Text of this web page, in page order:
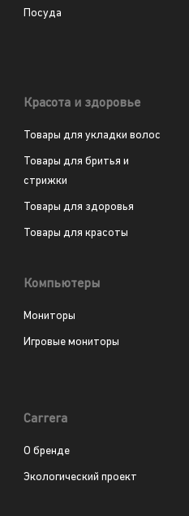
Посуда
Красота и здоровье
Товары для укладки волос
Товары для бритья и
стрижки
Товары для здоровья
Товары для красоты
Компьютеры
Мониторы
Игровые мониторы
Carrera
О бренде
Экологический проект